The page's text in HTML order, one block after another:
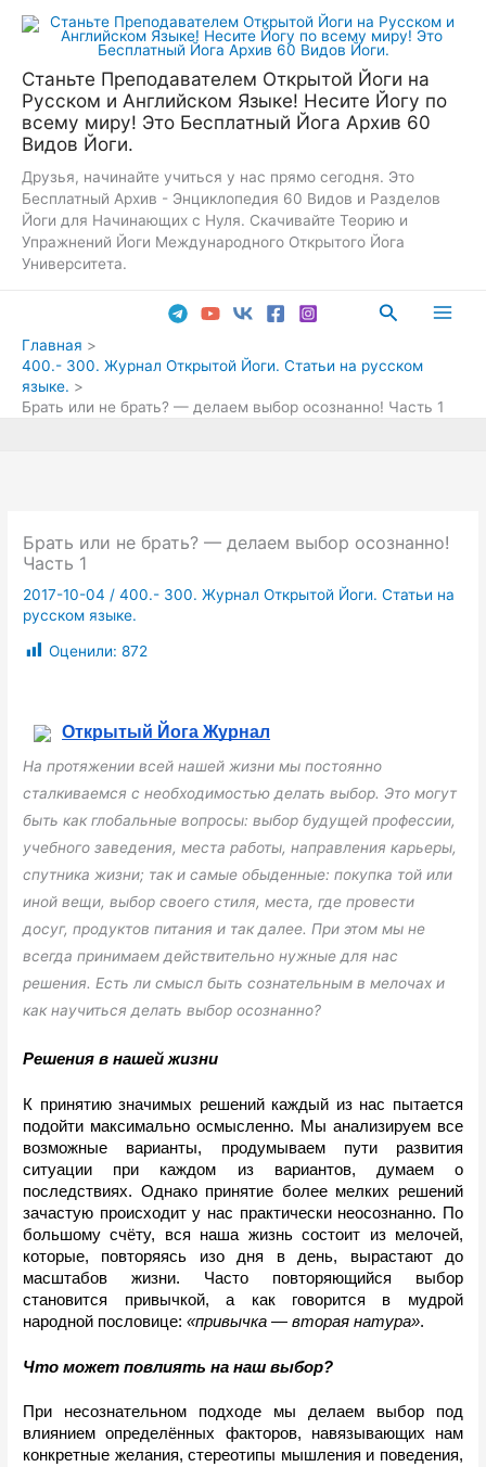
Перейти
Станьте Преподавателем Открытой Йоги на
Русском и Английском Языке! Несите Йогу по
всему миру! Это Бесплатный Йога Архив 60
Видов Йоги.
Друзья, начинайте учиться у нас прямо сегодня. Это
Бесплатный Архив - Энциклопедия 60 Видов и Разделов
Йоги для Начинающих с Нуля. Скачивайте Теорию и
Упражнений Йоги Международного Открытого Йога
Университета.
Поиск
Главная
400.- 300. Журнал Открытой Йоги. Статьи на русском
языке.
Брать или не брать? — делаем выбор осознанно! Часть 1
Брать или не брать? — делаем выбор осознанно!
Часть 1
2017-10-04 /400.- 300. Журнал Открытой Йоги. Статьи на
русском языке.
Оценили: 872
Открытый Йога Журнал
На протяжении всей нашей жизни мы постоянно
сталкиваемся с необходимостью делать выбор. Это могут
быть как глобальные вопросы: выбор будущей профессии,
учебного заведения, места работы, направления карьеры,
спутника жизни; так и самые обыденные: покупка той или
иной вещи, выбор своего стиля, места, где провести
досуг, продуктов питания и так далее. При этом мы не
всегда принимаем действительно нужные для нас
решения. Есть ли смысл быть сознательным в мелочах и
как научиться делать выбор осознанно?
Решения в нашей жизни
К принятию значимых решений каждый из нас пытается
подойти максимально осмысленно. Мы анализируем все
возможные варианты, продумываем пути развития
ситуации при каждом из вариантов, думаем о
последствиях. Однако принятие более мелких решений
зачастую происходит у нас практически неосознанно. По
большому счёту, вся наша жизнь состоит из мелочей,
которые, повторяясь изо дня в день, вырастают до
масштабов жизни. Часто повторяющийся выбор
становится привычкой, а как говорится в мудрой
народной пословице: «привычка — вторая натура».
Что может повлиять на наш выбор?
При несознательном подходе мы делаем выбор под
влиянием определённых факторов, навязывающих нам
конкретные желания, стереотипы мышления и поведения,